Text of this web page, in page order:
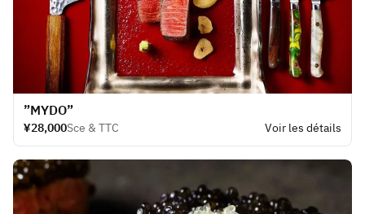
​”MYDO”
¥28,000Sce & TTC Voir les détails